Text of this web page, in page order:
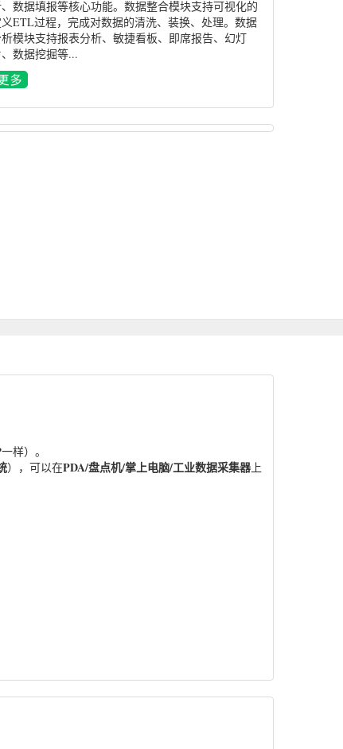
数据填报等核心功能。数据整合模块支持可视化的
ETL过程，完成对数据的清洗、装换、处理。数据
模块支持报表分析、敏捷看板、即席报告、幻灯
数据挖掘等...
样）。
），可以在PDA/盘点机/掌上电脑/工业数据采集器上